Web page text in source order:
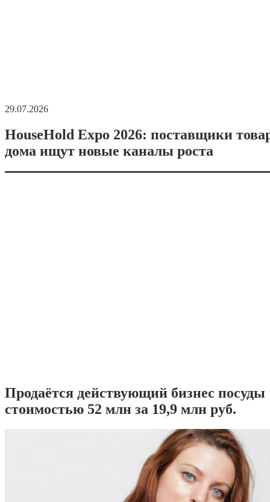
29.07.2026
HouseHold Expo 2026: поставщики
дома ищут новые каналы роста
Продаётся действующий бизнес посуды
стоимостью 52 млн за 19,9 млн руб.